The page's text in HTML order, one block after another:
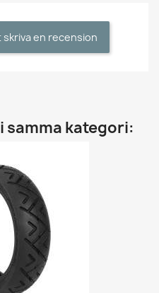
skriva en recension
samma kategori: